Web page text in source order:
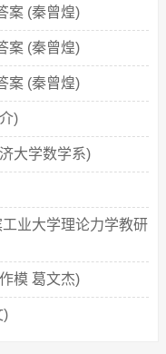
案 (秦曾煌)
案 (秦曾煌)
案 (秦曾煌)
)
大学数学系)
业大学理论力学教研
模 葛文杰)
)